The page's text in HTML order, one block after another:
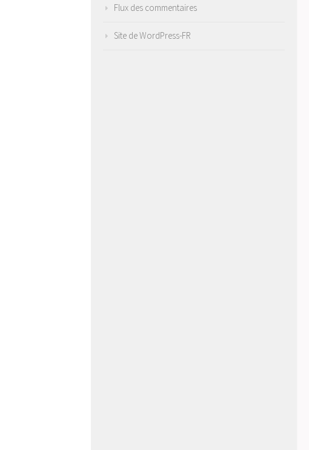
Flux des commentaires
Site de WordPress-FR